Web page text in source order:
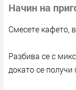
Начин на
Смесете кафето,
Разбива се с
докато се получи